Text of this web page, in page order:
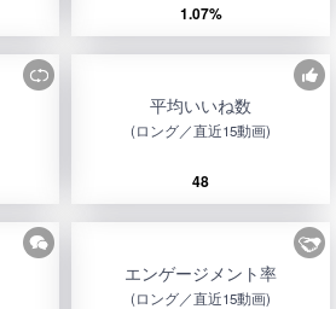
1.07%
平均いいね数
(ロング／直近15動画)
48
エンゲージメント率
(ロング／直近15動画)